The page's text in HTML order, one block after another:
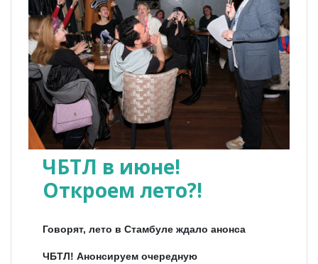
ЧБТЛ в июне!
Откроем лето?!
Говорят, лето в Стамбуле ждало анонса
ЧБТЛ! Анонсируем очередную